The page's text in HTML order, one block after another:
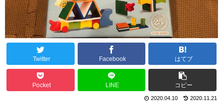
Twitter Facebook はてブ
Pocket LINE コピー
2020.11.21
2020.04.10